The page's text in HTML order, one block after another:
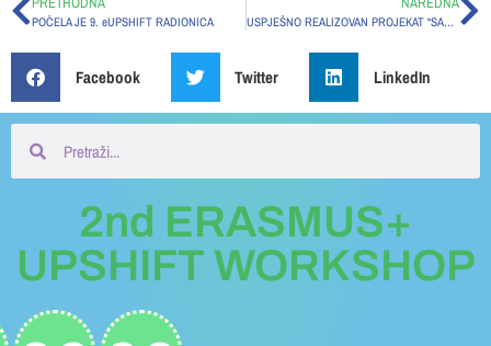
POČELA JE 9. eUPSHIFT RADIONICA USPJEŠNO REALIZOVAN PROJEKAT “SAS – SRBAČKI AKTIVNI SREDNJOŠKOLCI”
Facebook Twitter LinkedIn
2nd ERASMUS+
UPSHIFT WORKSHOP